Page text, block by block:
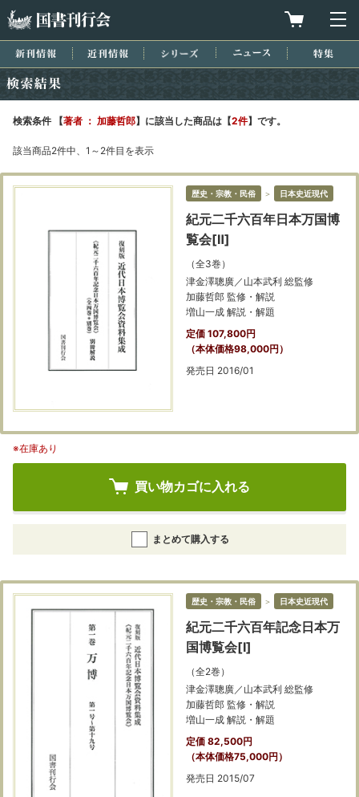
買物カゴを
新刊情報 近刊情報 シリーズ ニュース
検索条件 【著者 ： 加藤哲郎】に該当した商品は【2件】です。
該当商品2件中、1～2件目を表示
歴史・宗教・民俗 ＞ 日本史近現代
紀元二千六百年日本万国博
覧会[Ⅱ]
（全3巻）
津金澤聰廣／山本武利 総監修
加藤哲郎 監修・解説
増山一成 解説・解題
定価 107,800円
（本体価格98,000円）
発売日 2016/01
※在庫あり
買い物カゴに入れる
まとめて購入する
歴史・宗教・民俗 ＞ 日本史近現代
紀元二千六百年記念日本万
国博覧会[Ⅰ]
（全2巻）
津金澤聰廣／山本武利 総監修
加藤哲郎 監修・解説
増山一成 解説・解題
定価 82,500円
（本体価格75,000円）
発売日 2015/07